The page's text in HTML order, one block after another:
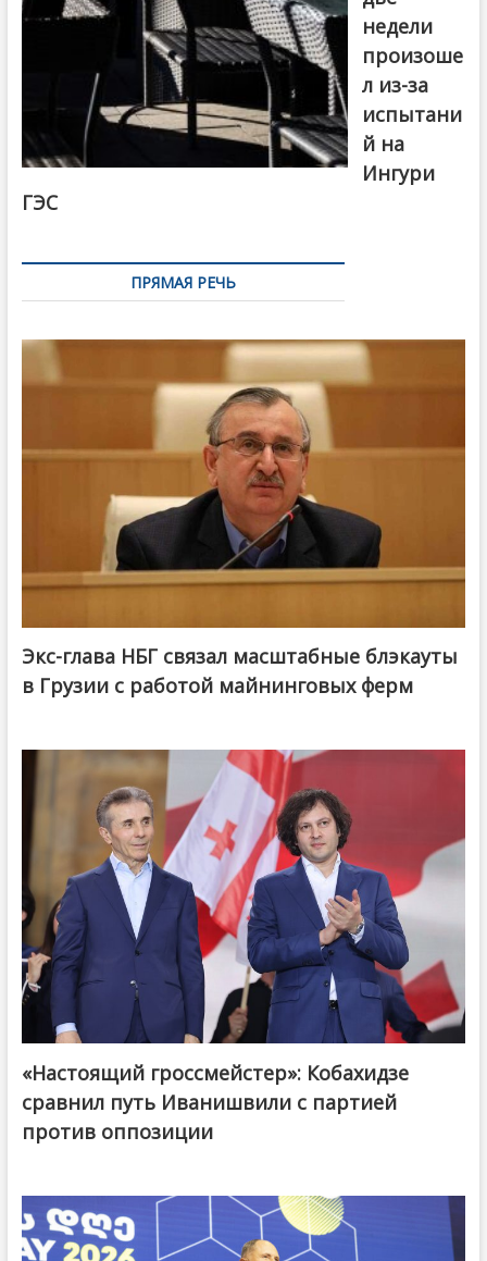
недели
произоше
л из-за
испытани
й на
Ингури
ГЭС
ПРЯМАЯ РЕЧЬ
Экс-глава НБГ связал масштабные блэкауты
в Грузии с работой майнинговых ферм
@ქართული ოცნება / Georgian Dream
«Настоящий гроссмейстер»: Кобахидзе
сравнил путь Иванишвили с партией
против оппозиции